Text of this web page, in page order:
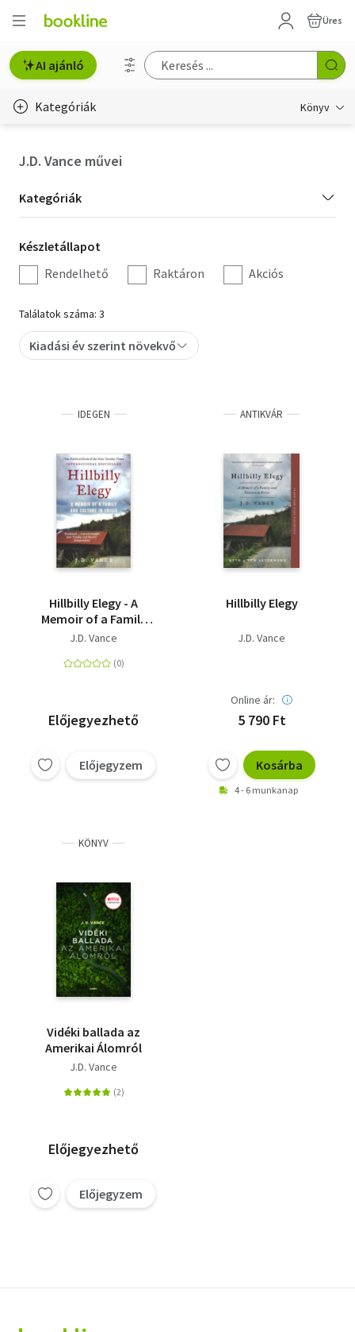
Üres
AI ajánló
Kategóriák Könyv
Hobbi, szabadidő
Irodalom
Művészet
Szakkönyv
Tankönyv, segédkönyv
Társadalomtudomány
Természettudomány
Történelem
J.D. Vance művei
Kategória
szűrés
Kategóriák
Készletállapot
szűrés
Készletállapot
Rendelhető
Raktáron Akciós
Találatok száma: 3
Kiadási év szerint növekvő
IDEGEN
Hillbilly Elegy - A
Memoir of a Family
and Culture in Crisis
J.D. Vance
Előjegyezhető
Előjegyzem
ANTIKVÁR
Hillbilly Elegy
J.D. Vance
Online ár:
5 790 Ft
Kosárba
4 - 6 munkanap
KÖNYV
Vidéki ballada az
Amerikai Álomról
J.D. Vance
Előjegyezhető
Előjegyzem